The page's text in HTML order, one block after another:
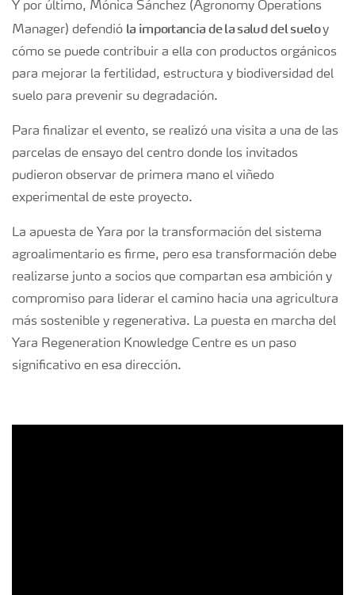
Y por último, Mónica Sánchez (Agronomy Operations
Manager) defendió la importancia de la salud del sueloy
cómo se puede contribuir a ella con productos orgánicos
para mejorar la fertilidad, estructura y biodiversidad del
suelo para prevenir su degradación.
Para finalizar el evento, se realizó una visita a una de las
parcelas de ensayo del centro donde los invitados
pudieron observar de primera mano el viñedo
experimental de este proyecto.
La apuesta de Yara por la transformación del sistema
agroalimentario es firme, pero esa transformación debe
realizarse junto a socios que compartan esa ambición y
compromiso para liderar el camino hacia una agricultura
más sostenible y regenerativa. La puesta en marcha del
Yara Regeneration Knowledge Centre es un paso
significativo en esa dirección.